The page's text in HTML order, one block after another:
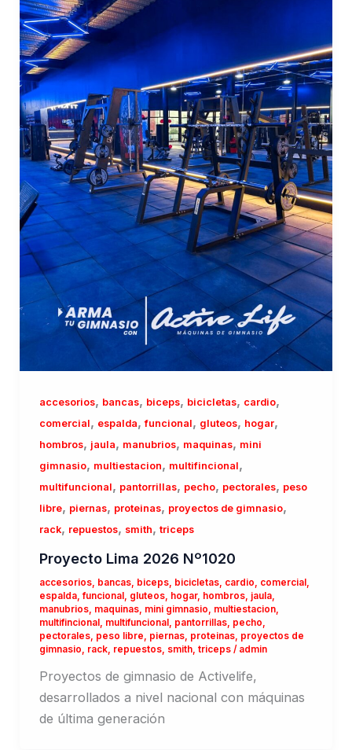
accesorios, bancas, biceps, bicicletas, cardio,
comercial, espalda,funcional, gluteos, hogar,
hombros, jaula, manubrios, maquinas, mini
gimnasio, multiestacion, multifincional,
multifuncional, pantorrillas, pecho, pectorales, peso
libre, piernas, proteinas, proyectos de gimnasio,
rack, repuestos, smith, triceps
Proyecto Lima 2026 Nº1020
accesorios, bancas, biceps, bicicletas, cardio, comercial ,
espalda,funcional , gluteos, hogar, hombros, jaula,
manubrios, maquinas, mini gimnasio, multiestacion,
multifincional , multifuncional , pantorrillas, pecho,
pectorales, peso libre, piernas, proteinas, proyectos de
gimnasio, rack, repuestos, smith, triceps/ admin
Proyectos de gimnasio de Activelife,
desarrollados a nivel nacional con máquinas
de última generación